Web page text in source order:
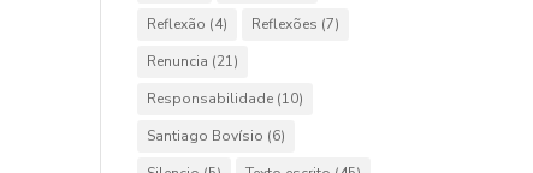
Reflexão (4) Reflexões (7)
Renuncia (21)
Responsabilidade (10)
Santiago Bovísio (6)